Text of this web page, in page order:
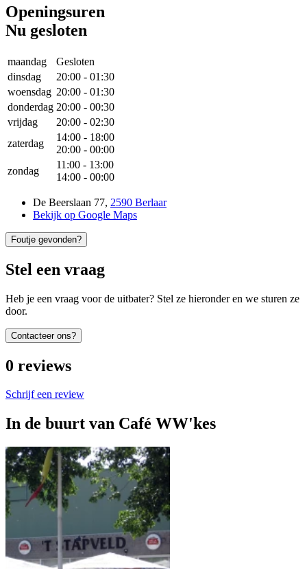
Openingsuren
Nu gesloten
maandag
Gesloten
dinsdag
20:00 - 01:30
woensdag 20:00 - 01:30
donderdag 20:00 - 00:30
vrijdag
20:00 - 02:30
zaterdag
14:00 - 18:00
20:00 - 00:00
zondag
11:00 - 13:00
14:00 - 00:00
De Beerslaan 77, 2590 Berlaar
Bekijk op Google Maps
Foutje gevonden?
Stel een vraag
Heb je een vraag voor de uitbater? Stel ze hieronder en we sturen ze
door.
Contacteer ons?
0 reviews
Schrijf een review
In de buurt van Café WW'kes